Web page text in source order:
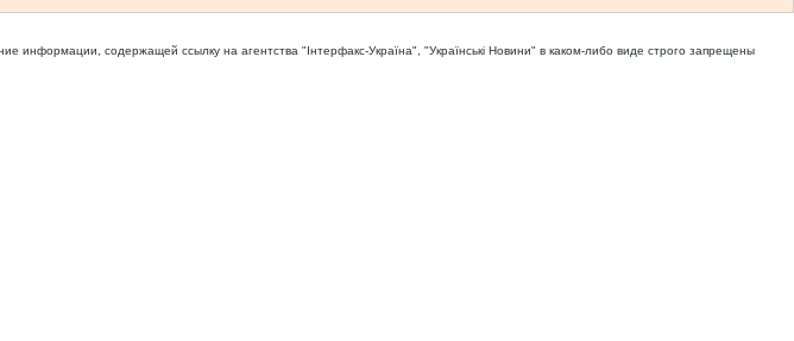
информации, содержащей ссылку на агентства "Iнтерфакс-Україна", "Українськi Новини" в каком-либо виде строго запрещены